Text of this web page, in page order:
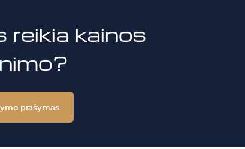
reikia kainos
prašymas